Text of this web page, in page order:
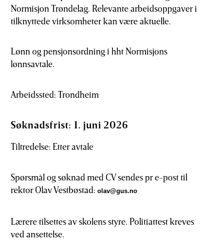
Normisjon Trøndelag. Relevante arbeidsoppgaver i
tilknyttede virksomheter kan være aktuelle.
Lønn og pensjonsordning i hht Normisjons
lønnsavtale.
Arbeidssted: Trondheim
Søknadsfrist: 1. juni 2026
Tiltredelse: Etter avtale
Spørsmål og søknad med CV sendes pr e-post til
rektor Olav Vestbøstad:olav@gus.no
Lærere tilsettes av skolens styre. Politiattest kreves
ved ansettelse.